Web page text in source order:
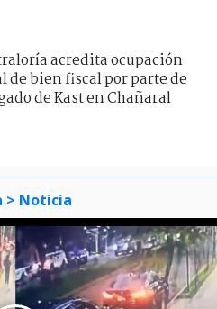
acredita ocupación
de bien fiscal por parte de
de Kast en Chañaral
> Noticia